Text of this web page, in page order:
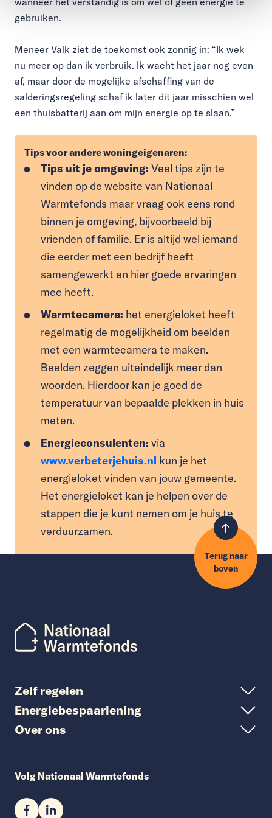
gebruiken.
Meneer Valk ziet de toekomst ook zonnig in: “Ik wek
nu meer op dan ik verbruik. Ik wacht het jaar nog even
af, maar door de mogelijke afschaffing van de
salderingsregeling schaf ik later dit jaar misschien wel
een thuisbatterij aan om mijn energie op te slaan.”
Tips voor andere woningeigenaren:
Tips uit je omgeving: Veel tips zijn te
vinden op de website van Nationaal
Warmtefonds maar vraag ook eens rond
binnen je omgeving, bijvoorbeeld bij
vrienden of familie. Er is altijd wel iemand
die eerder met een bedrijf heeft
samengewerkt en hier goede ervaringen
mee heeft.
Warmtecamera: het energieloket heeft
regelmatig de mogelijkheid om beelden
met een warmtecamera te maken.
Beelden zeggen uiteindelijk meer dan
woorden. Hierdoor kan je goed de
temperatuur van bepaalde plekken in huis
meten.
Energieconsulenten: via
www.verbeterjehuis.nl kun je het
energieloket vinden van jouw gemeente.
Het energieloket kan je helpen over de
stappen die je kunt nemen om je huis te
verduurzamen.
Terug naar
boven
Zelf regelen
Energiebespaarlening
Over ons
Volg Nationaal Warmtefonds